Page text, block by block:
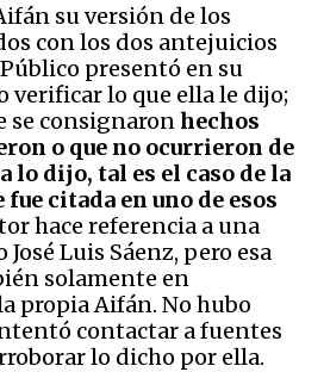
su versión de los
con los dos antejuicios
presentó en su
verificar lo que ella le dijo;
se consignaronhechos
o que no ocurrieron de
lo dijo, tal es el caso de la
fue citada en uno de esos
hace referencia a una
Luis Sáenz, pero esa
solamente en
propia Aifán. No hubo
contactar a fuentes
lo dicho por ella.